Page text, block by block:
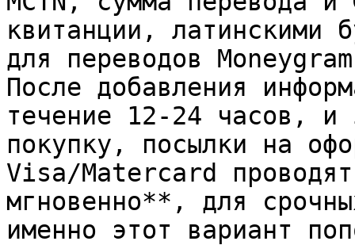
квитанции, латинскими
для переводов
После добавления
течение 12-24 часов, и
покупку, посылки на
Visa/Matercard
мгновенно**, для
именно этот вариант